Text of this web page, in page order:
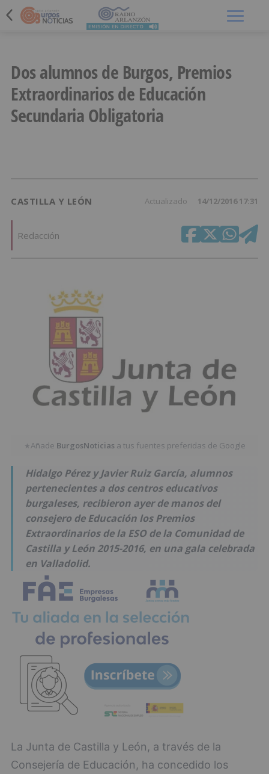
Dos alumnos de Burgos, Premios
Extraordinarios de Educación
Secundaria Obligatoria
CASTILLA Y LEÓN Actualizado 14/12/2016 17:31
Redacción
★Añade BurgosNoticias a tus fuentes preferidas de Google
Hidalgo Pérez y Javier Ruiz García, alumnos
pertenecientes a dos centros educativos
burgaleses, recibieron ayer de manos del
consejero de Educación los Premios
Extraordinarios de la ESO de la Comunidad de
Castilla y León 2015-2016, en una gala celebrada
en Valladolid.
La Junta de Castilla y León, a través de la
Consejería de Educación, ha concedido los